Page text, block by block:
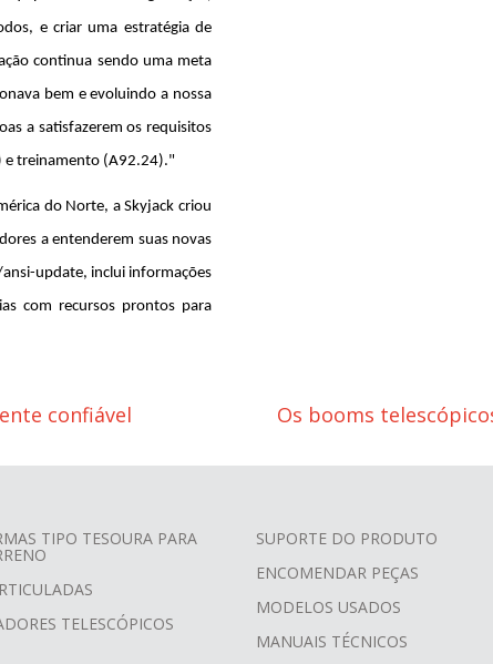
e criar uma estratégia de
continua sendo uma meta
bem e evoluindo a nossa
a satisfazerem os requisitos
e treinamento (A92.24)."
do Norte, a Skyjack criou
a entenderem suas novas
update, inclui informações
com recursos prontos para
confiável Os booms
TIPO TESOURA PARA
TELESCÓPICOS
SUPORTE DO PRODUTO
ENCOMENDAR PEÇAS
MODELOS USADOS
MANUAIS TÉCNICOS